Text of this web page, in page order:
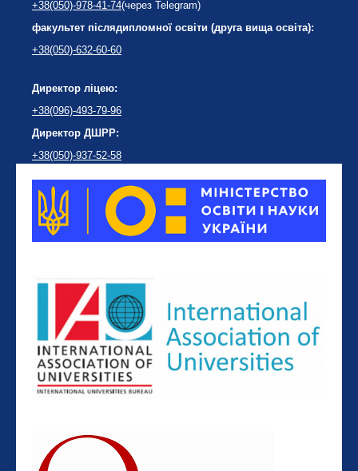
+38(050)-978-41-74(через Telegram)
факультет післядипломної освіти (друга вища освіта):
+38(050)-632-60-60
Директор ліцею:
+38(096)-493-79-96
Директор ДШРР:
+38(050)-937-52-58